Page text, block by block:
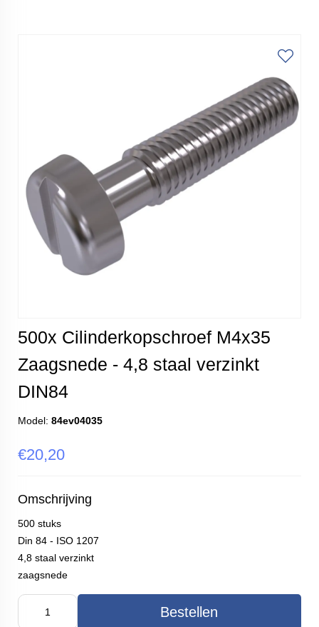
500x Cilinderkopschroef M4x35
Zaagsnede - 4,8 staal verzinkt
DIN84
Model: 84ev04035
€20,20
Omschrijving
500 stuks
Din 84 - ISO 1207
4,8 staal verzinkt
zaagsnede
Bestellen